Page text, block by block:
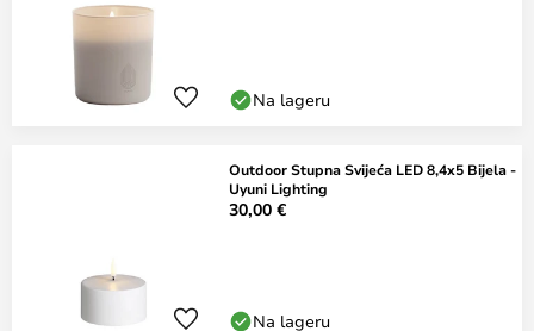
Na lageru
Outdoor Stupna Svijeća LED 8,4x5 Bijela -
Uyuni Lighting
30,00 €
Na lageru